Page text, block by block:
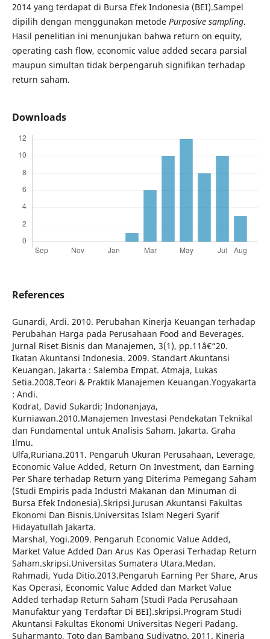
2014 yang terdapat di Bursa Efek Indonesia (BEI).Sampel
dipilih dengan menggunakan metode Purposive sampling.
Hasil penelitian ini menunjukan bahwa return on equity,
operating cash flow, economic value added secara parsial
maupun simultan tidak berpengaruh signifikan terhadap
return saham.
Downloads
References
Gunardi, Ardi. 2010. Perubahan Kinerja Keuangan terhadap
Perubahan Harga pada Perusahaan Food and Beverages.
Jurnal Riset Bisnis dan Manajemen, 3(1), pp.11â€“20.
Ikatan Akuntansi Indonesia. 2009. Standart Akuntansi
Keuangan. Jakarta : Salemba Empat. Atmaja, Lukas
Setia.2008.Teori & Praktik Manajemen Keuangan.Yogyakarta
: Andi.
Kodrat, David Sukardi; Indonanjaya,
Kurniawan.2010.Manajemen Investasi Pendekatan Teknikal
dan Fundamental untuk Analisis Saham. Jakarta. Graha
Ilmu.
Ulfa,Ruriana.2011. Pengaruh Ukuran Perusahaan, Leverage,
Economic Value Added, Return On Investment, dan Earning
Per Share terhadap Return yang Diterima Pemegang Saham
(Studi Empiris pada Industri Makanan dan Minuman di
Bursa Efek Indonesia).Skripsi.Jurusan Akuntansi Fakultas
Ekonomi Dan Bisnis.Universitas Islam Negeri Syarif
Hidayatullah Jakarta.
Marshal, Yogi.2009. Pengaruh Economic Value Added,
Market Value Added Dan Arus Kas Operasi Terhadap Return
Saham.skripsi.Universitas Sumatera Utara.Medan.
Rahmadi, Yuda Ditio.2013.Pengaruh Earning Per Share, Arus
Kas Operasi, Economic Value Added dan Market Value
Added terhadap Return Saham (Studi Pada Perusahaan
Manufaktur yang Terdaftar Di BEI).skripsi.Program Studi
Akuntansi Fakultas Ekonomi Universitas Negeri Padang.
Suharmanto, Toto dan Bambang Sudiyatno. 2011. Kinerja